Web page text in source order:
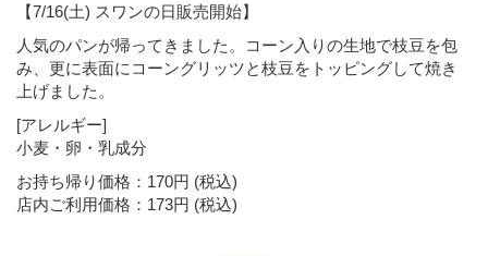
【7/16(土) スワンの日販売開始】
人気のパンが帰ってきました。コーン入りの生地で枝豆を包
み、更に表面にコーングリッツと枝豆をトッピングして焼き
上げました。
[アレルギー]
小麦・卵・乳成分
お持ち帰り価格：170円 (税込)
店内ご利用価格：173円 (税込)